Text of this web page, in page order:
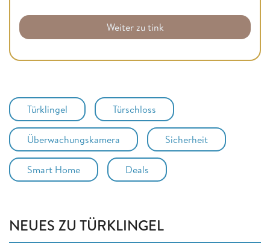
Weiter zu tink
Türklingel Türschloss
Überwachungskamera Sicherheit
Smart Home Deals
NEUES ZU TÜRKLINGEL